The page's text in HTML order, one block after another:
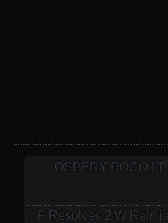
מעיל גשם נשים TNF Resolves 2 W Rain jacket